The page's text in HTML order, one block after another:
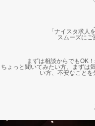
「ナイスタ求人
スムーズにご
まずは相談からでもOK
ちょっと聞いてみたい方、まずは
い方、不安なことを